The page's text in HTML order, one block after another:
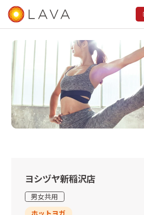
ヨシヅヤ新稲沢店
男女共用